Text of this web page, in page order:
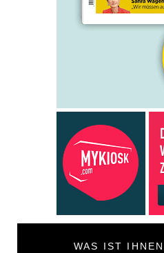
WAS IST IHNEN